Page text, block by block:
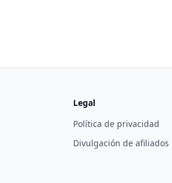
Legal
Política de privacidad
Divulgación de afiliados